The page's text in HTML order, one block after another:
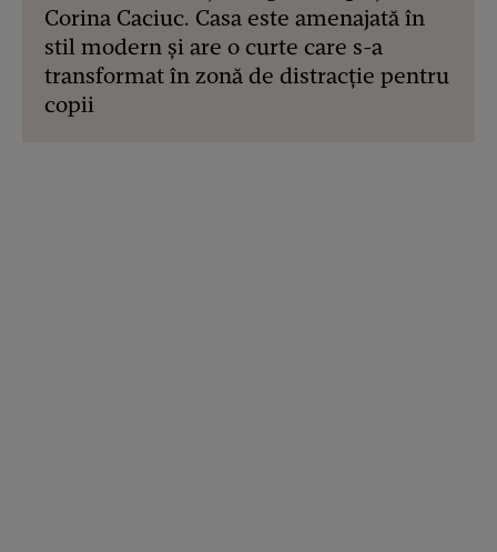
Corina Caciuc. Casa este amenajată în
stil modern și are o curte care s-a
transformat în zonă de distracție pentru
copii